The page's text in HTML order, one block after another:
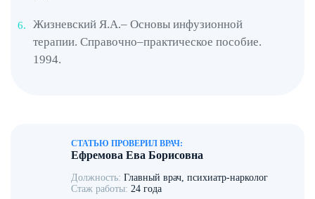
Жизневский Я.А.– Основы инфузионной
терапии. Справочно–практическое пособие.
1994.
СТАТЬЮ ПРОВЕРИЛ ВРАЧ:
Ефремова Ева Борисовна
Должность: Главный врач, психиатр-нарколог
Стаж работы: 24 года